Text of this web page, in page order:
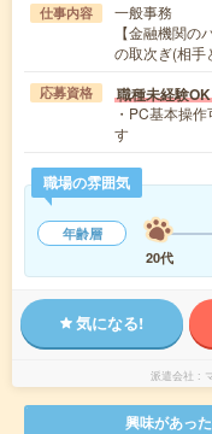
仕事内容
一般事務
【金融機関
の取次ぎ(相
応募資格 職種未経験OK
・PC基本操
す
職場の雰囲気
年齢層
20代
気になる!
派遣会社
興味があっ